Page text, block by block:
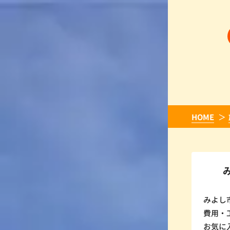
HOME
みよし
費用・
お気に